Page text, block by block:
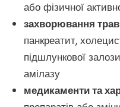
або фізичної
захворювання
панкреатит,
підшлункової
амілазу
медикаменти та